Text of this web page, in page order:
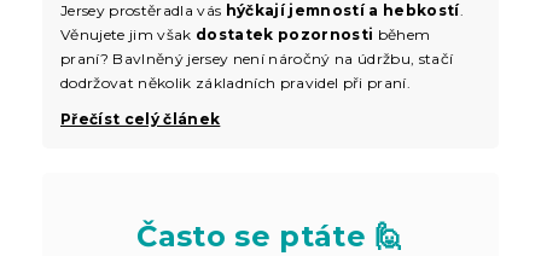
Jersey prostěradla vás hýčkají jemností a hebkostí.
Věnujete jim však dostatek pozornosti během
praní? Bavlněný jersey není náročný na údržbu, stačí
dodržovat několik základních pravidel při praní.
Přečíst celý článek
Často se ptáte 🙋